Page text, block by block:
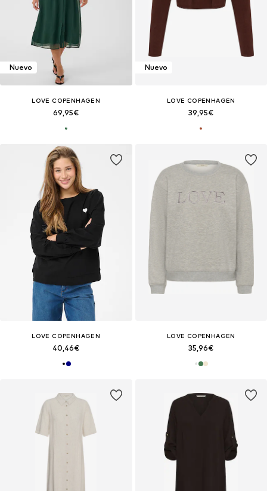
Nuevo
LOVE COPENHAGEN
69,95€
Nuevo
LOVE COPENHAGEN
39,95€
LOVE COPENHAGEN
40,46€
LOVE COPENHAGEN
35,96€